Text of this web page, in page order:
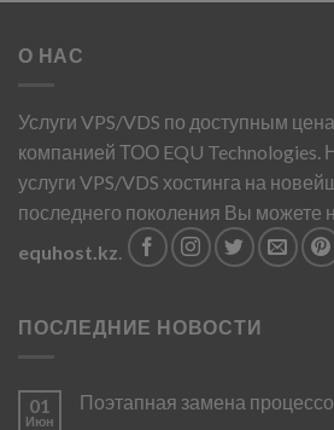
О НАС
Услуги VPS/VDS по доступным
компанией ТОО EQU
услуги VPS/VDS хостинга на
последнего поколения Вы можете
equhost.kz.
ПОСЛЕДНИЕ НОВОСТИ
01
Июн
Поэтапная замена